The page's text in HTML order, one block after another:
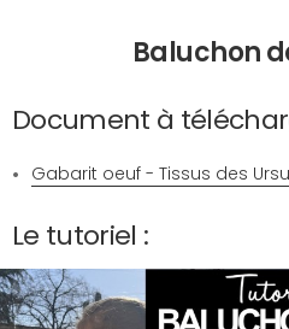
Baluchon
Document à
Gabarit oeuf - Tissus des
Le tutoriel :